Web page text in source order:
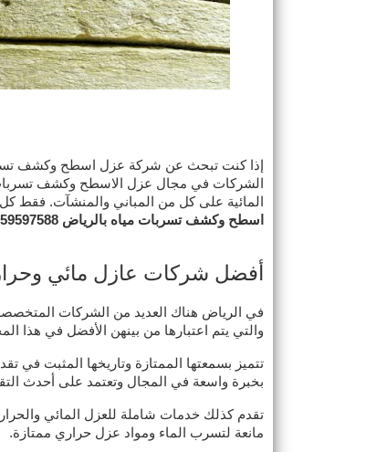
إذا كنت تبحث عن شركة عزل اسطح وكشف
الشركات في مجال عزل الاسطح وكشف تسربات
المائية على كل من المباني والمنشآت. فقط
اسطح وكشف تسربات مياه بالرياض 0559597588
أفضل شركات عازل مائي وحراري
في الرياض هناك العديد من الشركات
والتي يتم اعتبارها من بينهن الأفضل في هذا
تتميز بسمعتها الممتازة وتاريخها المثبت في
بخبرة واسعة في المجال وتعتمد على أحدث
تقدم كذلك خدمات شاملة للعزل المائي
مانعة لتسرب الماء ومواد عزل حراري ممتازة.